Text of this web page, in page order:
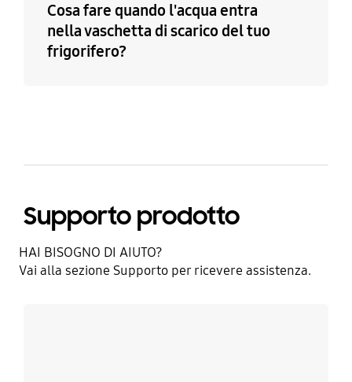
Cosa fare quando l'acqua entra
nella vaschetta di scarico del tuo
frigorifero?
Supporto prodotto
HAI BISOGNO DI AIUTO?​
Vai alla sezione Supporto per ricevere assistenza.​